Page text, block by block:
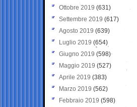
Ottobre 2019 (631)
Settembre 2019 (617)
Agosto 2019 (639)
Luglio 2019 (654)
Giugno 2019 (598)
Maggio 2019 (527)
Aprile 2019 (383)
Marzo 2019 (562)
Febbraio 2019 (598)